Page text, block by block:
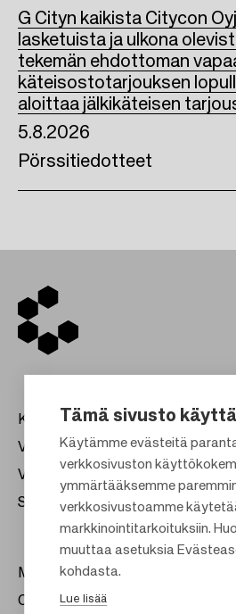
5.8.2026
Pörssitiedotteet
G Cityn kaikista Citycon
lasketuista ja ulkona
tekemän ehdottoman
käteisostotarjouksen
aloittaa jälkikäteisen
o
t
Kauppakeskukset
Vuokraus
Vastuullisuus
Sijoittajat
Meistä
Citylife
Tämä sivusto
Käytämme evästeitä
verkkosivuston
ymmärtääksemme
verkkosivustoamme
markkinointitarkoituksiin.
muuttaa asetuksia
kohdasta.
Lue lisää